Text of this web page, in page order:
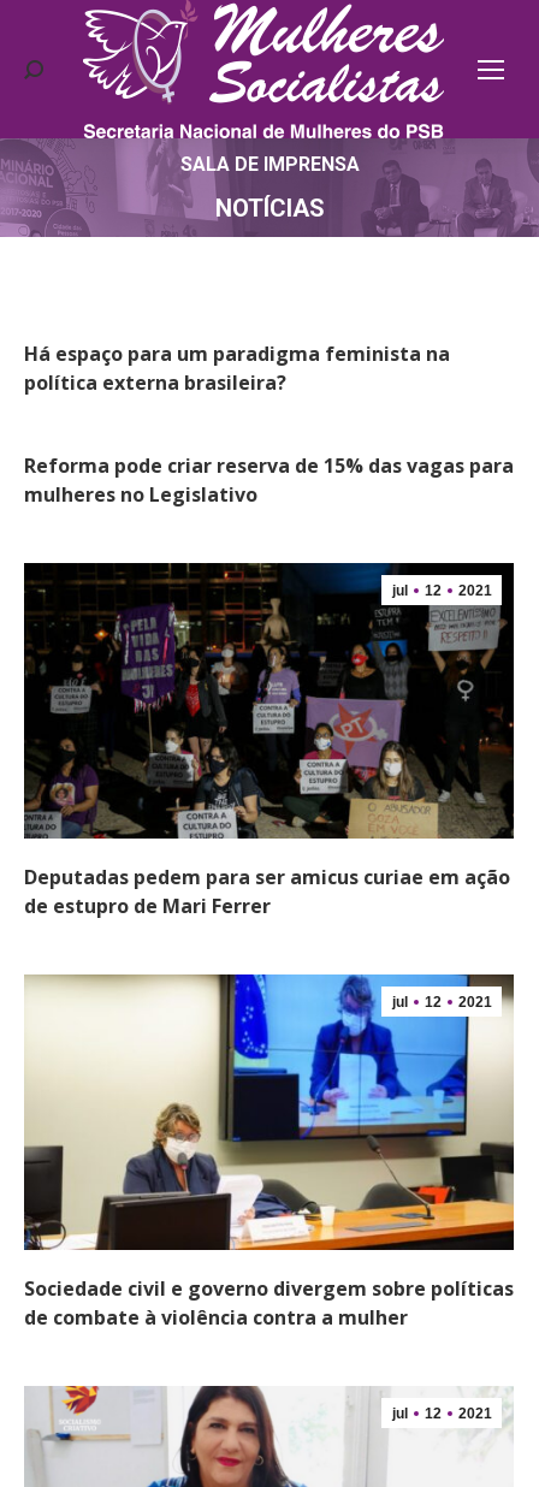
Search:
SALA DE IMPRENSA
NOTÍCIAS
Você está aqui:
Há espaço para um paradigma feminista na
política externa brasileira?
Reforma pode criar reserva de 15% das vagas para
mulheres no Legislativo
jul 12 2021
Deputadas pedem para ser amicus curiae em ação
de estupro de Mari Ferrer
jul 12 2021
Sociedade civil e governo divergem sobre políticas
de combate à violência contra a mulher
jul 12 2021